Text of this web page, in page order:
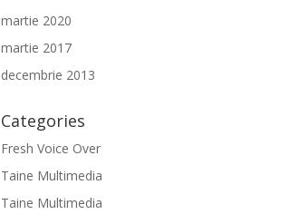
martie 2020
martie 2017
decembrie 2013
Categories
Fresh Voice Over
Taine Multimedia
Taine Multimedia